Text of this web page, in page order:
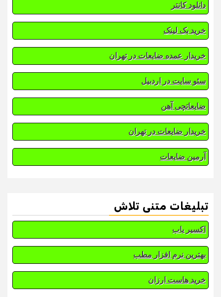
دانلود کانتر
خرید بک لینک
خریدار عمده ضایعات در تهران
سئو سایت در اردبیل
ضایعاتچی آهن
خریدار ضایعات در تهران
آرمین ضایعات
تبلیغات متنی تلاش
اکسیر یاب
بهترین نرم افزار مطب
خرید هاست ارزان